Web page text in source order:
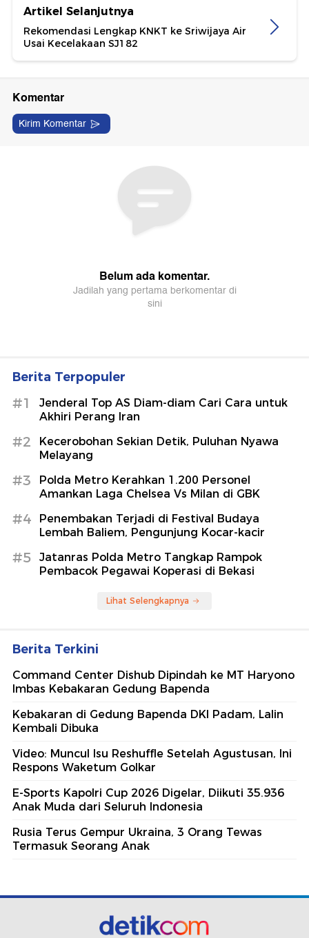
Artikel Selanjutnya
Rekomendasi Lengkap KNKT ke Sriwijaya Air
Usai Kecelakaan SJ182
Berita Terpopuler
#1
Jenderal Top AS Diam-diam Cari Cara untuk
Akhiri Perang Iran
#2
Kecerobohan Sekian Detik, Puluhan Nyawa
Melayang
#3
Polda Metro Kerahkan 1.200 Personel
Amankan Laga Chelsea Vs Milan di GBK
#4
Penembakan Terjadi di Festival Budaya
Lembah Baliem, Pengunjung Kocar-kacir
#5
Jatanras Polda Metro Tangkap Rampok
Pembacok Pegawai Koperasi di Bekasi
Lihat Selengkapnya
Berita Terkini
Command Center Dishub Dipindah ke MT Haryono
Imbas Kebakaran Gedung Bapenda
Kebakaran di Gedung Bapenda DKI Padam, Lalin
Kembali Dibuka
Video: Muncul Isu Reshuffle Setelah Agustusan, Ini
Respons Waketum Golkar
E-Sports Kapolri Cup 2026 Digelar, Diikuti 35.936
Anak Muda dari Seluruh Indonesia
Rusia Terus Gempur Ukraina, 3 Orang Tewas
Termasuk Seorang Anak